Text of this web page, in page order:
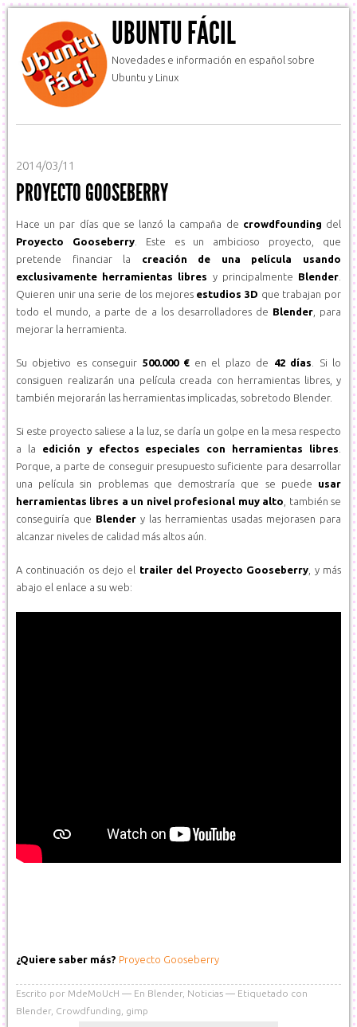
UBUNTU FÁCIL
Novedades e información en español sobre
Ubuntu y Linux
2014/03/11
PROYECTO GOOSEBERRY
Hace un par días que se lanzó la campaña de crowdfounding del
Proyecto Gooseberry. Este es un ambicioso proyecto, que
pretende financiar la creación de una película usando
exclusivamente herramientas libres y principalmente Blender
Quieren unir una serie de los mejores estudios 3D que trabajan por
todo el mundo, a parte de a los desarrolladores de Blender , para
mejorar la herramienta.
Su objetivo es conseguir 500.000 €en el plazo de 42 días . Si lo
consiguen realizarán una película creada con herramientas libres, y
también mejorarán las herramientas implicadas, sobretodo Blender.
Si este proyecto saliese a la luz, se daría un golpe en la mesa respecto
a la edición y efectos especiales con herramientas libres
Porque, a parte de conseguir presupuesto suficiente para desarrollar
una película sin problemas que demostraría que se puede usar
herramientas libres a un nivel profesional muy alto , también se
conseguiría que Blender y las herramientas usadas mejorasen para
alcanzar niveles de calidad más altos aún.
A continuación os dejo el trailer del Proyecto Gooseberry , y más
abajo el enlace a su web:
¿Quiere saber más? Proyecto Gooseberry
Escrito por MdeMoUcH En Blender, Noticias
Etiquetado con
Blender, Crowdfunding gimp